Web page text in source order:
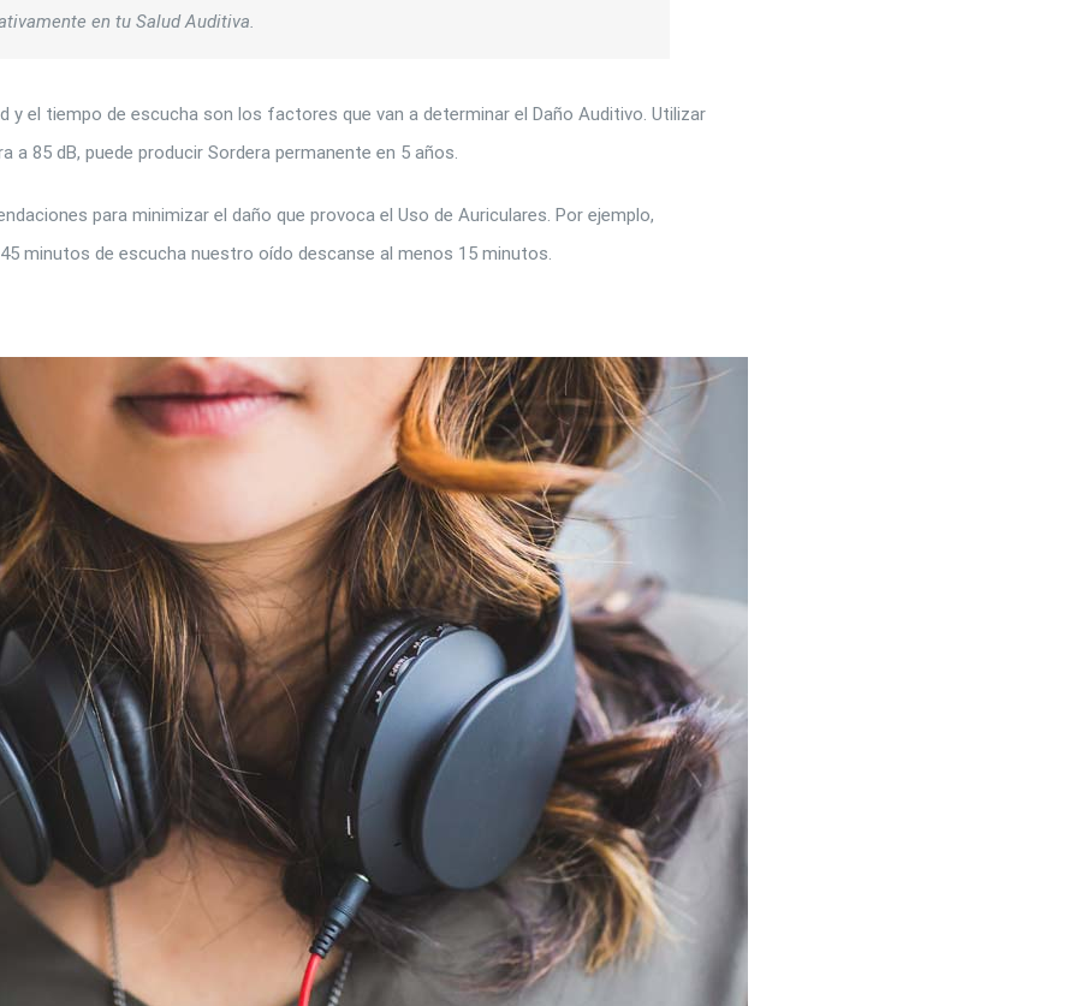
en tu Salud Auditiva.
y el tiempo de escucha son los factores que van a determinar el Daño Auditivo. Utilizar
a 85 dB, puede producir Sordera permanente en 5 años.
para minimizar el daño que provoca el Uso de Auriculares. Por ejemplo,
minutos de escucha nuestro oído descanse al menos 15 minutos.